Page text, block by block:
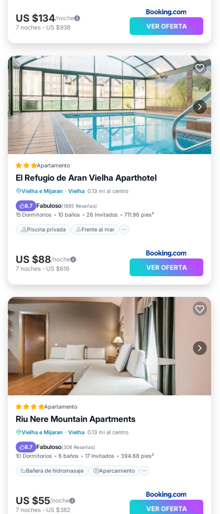
US $134/noche
7 noches - US $938 VER OFERTA
Apartamento
El Refugio de Aran Vielha Aparthotel
Vielha e Mijaran · Vielha 0.13 mi al centro
8.7 Fabuloso(1885 Reseñas)
15 Dormitorios 10 baños 26 Invitados 711.96 pies²
Piscina privada Frente al mar
Piscina privada
Frente al mar
Aparcamiento
US $88/noche
7 noches - US $616 VER OFERTA
Apartamento
Riu Nere Mountain Apartments
Vielha e Mijaran · Vielha 0.13 mi al centro
8.7 Fabuloso(308 Reseñas)
10 Dormitorios 6 baños 17 Invitados 394.68 pies²
Bañera de hidromasaje Aparcamiento
Bañera de hidromasaje
Aparcamiento
Esquí
Internet
US $55/noche
7 noches - US $382 VER OFERTA